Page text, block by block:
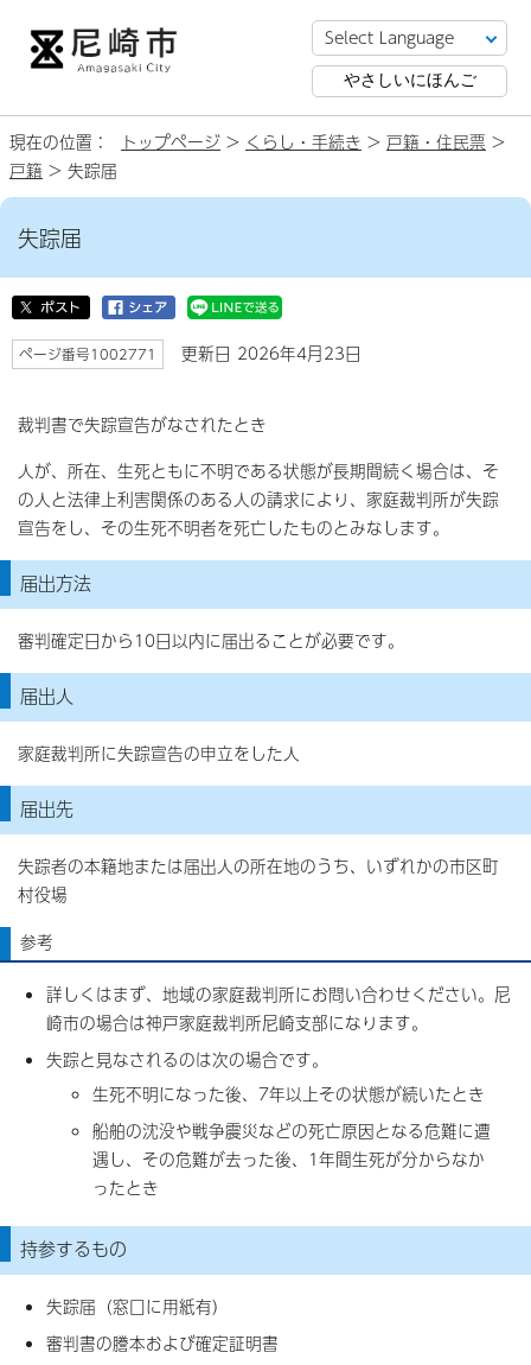
やさしいにほんご
現在の位置： トップページ > くらし・手続き > 戸籍・住民票 >
戸籍 > 失踪届
失踪届
ページ番号1002771 更新日 2026年4月23日
裁判書で失踪宣告がなされたとき
人が、所在、生死ともに不明である状態が長期間続く場合は、そ
の人と法律上利害関係のある人の請求により、家庭裁判所が失踪
宣告をし、その生死不明者を死亡したものとみなします。
届出方法
審判確定日から10日以内に届出ることが必要です。
届出人
家庭裁判所に失踪宣告の申立をした人
届出先
失踪者の本籍地または届出人の所在地のうち、いずれかの市区町
村役場
参考
詳しくはまず、地域の家庭裁判所にお問い合わせください。尼
崎市の場合は神戸家庭裁判所尼崎支部になります。
失踪と見なされるのは次の場合です。
生死不明になった後、7年以上その状態が続いたとき
船舶の沈没や戦争震災などの死亡原因となる危難に遭
遇し、その危難が去った後、1年間生死が分からなか
ったとき
持参するもの
失踪届（窓口に用紙有）
審判書の謄本および確定証明書